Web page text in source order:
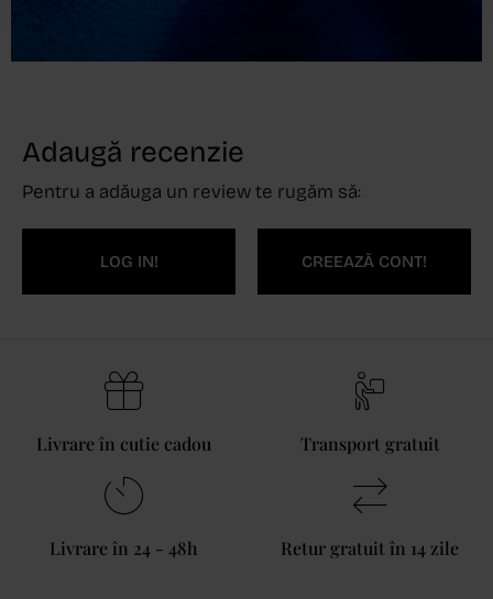
Adaugă recenzie
Pentru a adăuga un review te rugăm să:
LOG IN! CREEAZĂ CONT!
Livrare în cutie cadou Transport gratuit
Livrare în 24 - 48h Retur gratuit în 14 zile